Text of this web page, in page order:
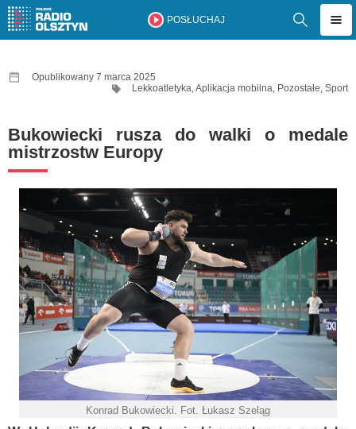
POSŁUCHAJ
Opublikowany 7 marca 2025
Lekkoatletyka,Aplikacja mobilna, Pozostałe, Sport
Bukowiecki rusza do walki o medale
mistrzostw Europy
Konrad Bukowiecki. Fot. Łukasz Szeląg